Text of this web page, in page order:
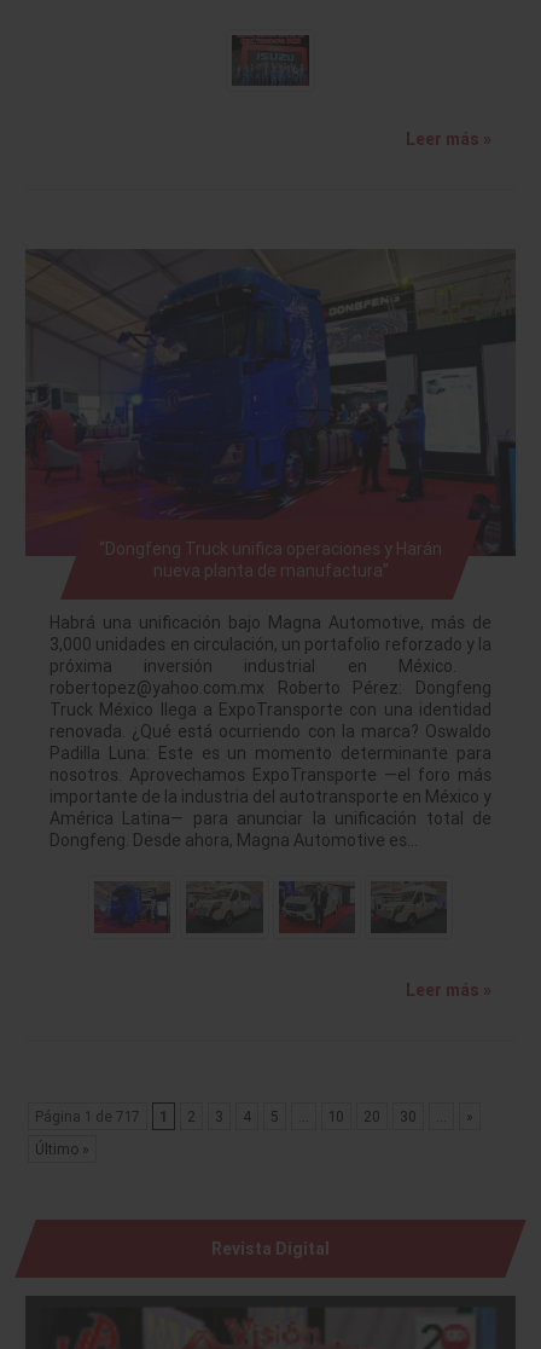
Leer más »
“Dongfeng Truck unifica operaciones y Harán
nueva planta de manufactura”
Habrá una unificación bajo Magna Automotive, más de
3,000 unidades en circulación, un portafolio reforzado y la
próxima inversión industrial en México.
robertopez@yahoo.com.mx Roberto Pérez: Dongfeng
Truck México llega a ExpoTransporte con una identidad
renovada. ¿Qué está ocurriendo con la marca? Oswaldo
Padilla Luna: Este es un momento determinante para
nosotros. Aprovechamos ExpoTransporte —el foro más
importante de la industria del autotransporte en México y
América Latina— para anunciar la unificación total de
Dongfeng. Desde ahora, Magna Automotive es…
Leer más »
Página 1 de 717 1 2 3 4 5 10 20 30
»
Último »
Revista Digital